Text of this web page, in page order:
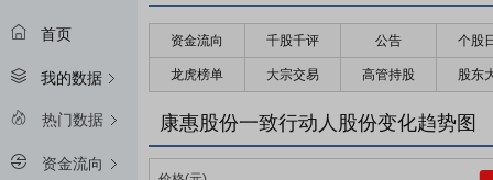
首页
我的数据
热门数据
资金流向
资金流向 千股千评 公告 个股
龙虎榜单 大宗交易 高管持股 股东
康惠股份一致行动人股份变化趋势图